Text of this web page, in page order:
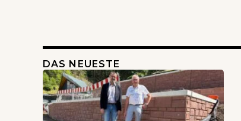
DAS NEUESTE